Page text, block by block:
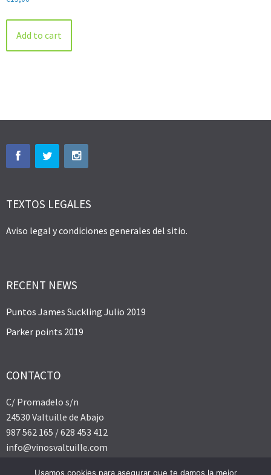
Add to cart
TEXTOS LEGALES
Aviso legal y condiciones generales del sitio.
RECENT NEWS
Puntos James Suckling Julio 2019
Parker points 2019
CONTACTO
C/ Promadelo s/n
24530 Valtuille de Abajo
987 562 165 / 628 453 412
info@vinosvaltuille.com
Usamos cookies para asegurar que te damos la mejor